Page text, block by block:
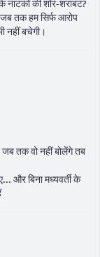
नाटकों की शोर-शराबट?
तक हम सिर्फ आरोप
नहीं बचेगी।
जब तक वो नहीं बोलेंगे तब
और बिना मध्यवर्ती के